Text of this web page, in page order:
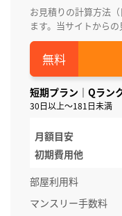
お見積りの計算方法
ます。当サイトから
短期プラン｜Qラン
30日以上～181日未満
月額目安
初期費用他
部屋利用料
マンスリー手数料